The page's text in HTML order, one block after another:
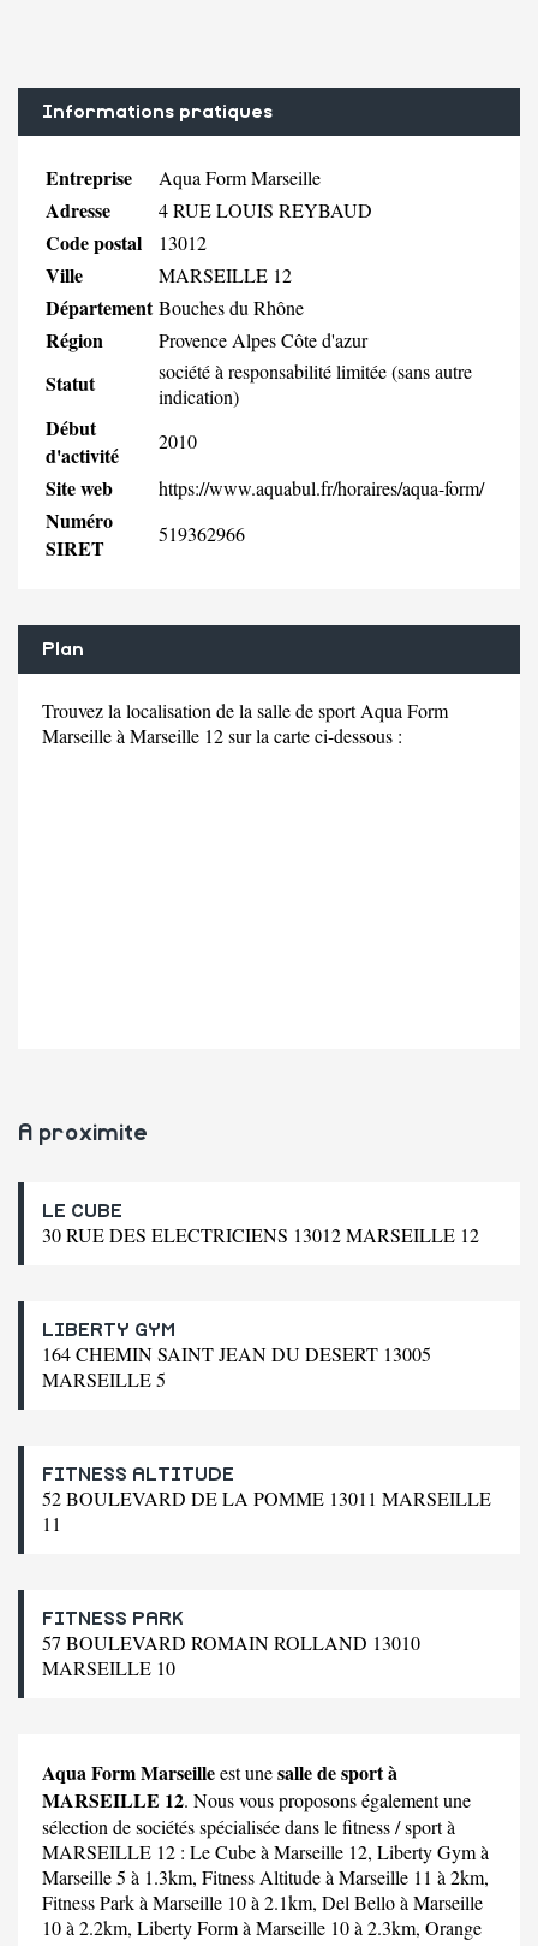
Informations pratiques
Entreprise Aqua Form Marseille
Adresse 4 RUE LOUIS REYBAUD
Code postal 13012
Ville MARSEILLE 12
Département Bouches du Rhône
Région Provence Alpes Côte d'azur
Statut
société à responsabilité limitée (sans autre
indication)
Début
d'activité
2010
Site web https://www.aquabul.fr/horaires/aqua-form/
Numéro
SIRET
519362966
Plan
Trouvez la localisation de la salle de sport Aqua Form
Marseille à Marseille 12 sur la carte ci-dessous :
A proximite
LE CUBE
30 RUE DES ELECTRICIENS 13012 MARSEILLE 12
LIBERTY GYM
164 CHEMIN SAINT JEAN DU DESERT 13005
MARSEILLE 5
FITNESS ALTITUDE
52 BOULEVARD DE LA POMME 13011 MARSEILLE
11
FITNESS PARK
57 BOULEVARD ROMAIN ROLLAND 13010
MARSEILLE 10
Aqua Form Marseilleest unesalle de sport à
MARSEILLE 12. Nous vous proposons également une
sélection de sociétés spécialisée dans le fitness / sport à
MARSEILLE 12 : Le Cubeà Marseille 12, Liberty Gymà
Marseille 5 à 1.3km, Fitness Altitudeà Marseille 11 à 2km,
Fitness Parkà Marseille 10 à 2.1km, Del Belloà Marseille
10 à 2.2km, Liberty Formà Marseille 10 à 2.3km, Orange